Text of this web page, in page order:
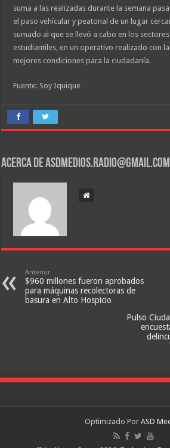
suma a las realizadas durante la semana
el paso vehícular y peatonal de un lugar
sumado al que se llevó a cabo en los
estudiantiles, en un operativo realizado con
mejores condiciones para la ciudadanía.
Fuente: Soy Iquique
Acerca de asdmedios.radio@gmail.com
Anterior
$960 millones fueron aprobados
para máquinas recolectoras de
basura en Alto Hospicio
Pulso
Optimizado Por ASD